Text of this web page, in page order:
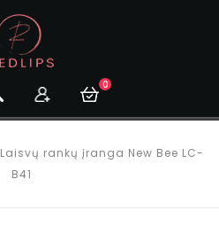
0
Laisvų rankų įranga New Bee LC-
B41